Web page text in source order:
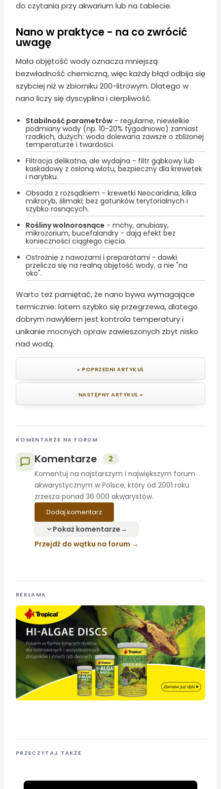
do czytania przy akwarium lub na tablecie.
Nano w praktyce - na co zwrócić
uwagę
Mała objętość wody oznacza mniejszą
bezwładność chemiczną, więc każdy błąd odbija się
szybciej niż w zbiorniku 200-litrowym. Dlatego w
nano liczy się dyscyplina i cierpliwość.
Stabilność parametrów - regularne, niewielkie
podmiany wody (np. 10-20% tygodniowo) zamiast
rzadkich, dużych; woda dolewana zawsze o zbliżonej
temperaturze i twardości.
Filtracja delikatna, ale wydajna - filtr gąbkowy lub
kaskadowy z osłoną wlotu, bezpieczny dla krewetek
i narybku.
Obsada z rozsądkiem - krewetki Neocaridina, kilka
mikroryb, ślimaki; bez gatunków terytorialnych i
szybko rosnących.
Rośliny wolnorosnące - mchy, anubiasy,
mikrozorium, bucefalandry - dają efekt bez
konieczności ciągłego cięcia.
Ostrożnie z nawozami i preparatami - dawki
przelicza się na realną objętość wody, a nie "na
oko".
Warto też pamiętać, że nano bywa wymagające
termicznie: latem szybko się przegrzewa, dlatego
dobrym nawykiem jest kontrola temperatury i
unikanie mocnych opraw zawieszonych zbyt nisko
nad wodą.
« POPRZEDNI ARTYKUŁ
NASTĘPNY ARTYKUŁ »
KOMENTARZE NA FORUM
Komentarze
2
Komentuj na najstarszym i największym forum
akwarystycznym w Polsce, który od 2001 roku
zrzesza ponad 36 000 akwarystów.
Dodaj komentarz
Pokaż komentarze
Przejdź do wątku na forum
REKLAMA
PRZECZYTAJ TAKŻE